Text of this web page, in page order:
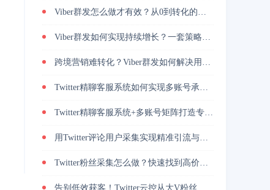
Viber群发怎么做才有效？从0到转化的实战路径
Viber群发如何实现持续增长？一套策略放大转化能力
跨境营销难转化？Viber群发如何解决用户触达问题？
Twitter精聊客服系统如何实现多账号承接与转化提升
Twitter精聊客服系统+多账号矩阵打造专业增长策略
用Twitter评论用户采集实现精准引流与高转化的方法
Twitter粉丝采集怎么做？快速找到高价值用户
告别低效获客！Twitter云控从大V粉丝采集到私信自动转化的实操闭环